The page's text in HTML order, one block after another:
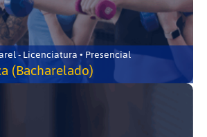
- Licenciatura • Presencial
(Bacharelado)